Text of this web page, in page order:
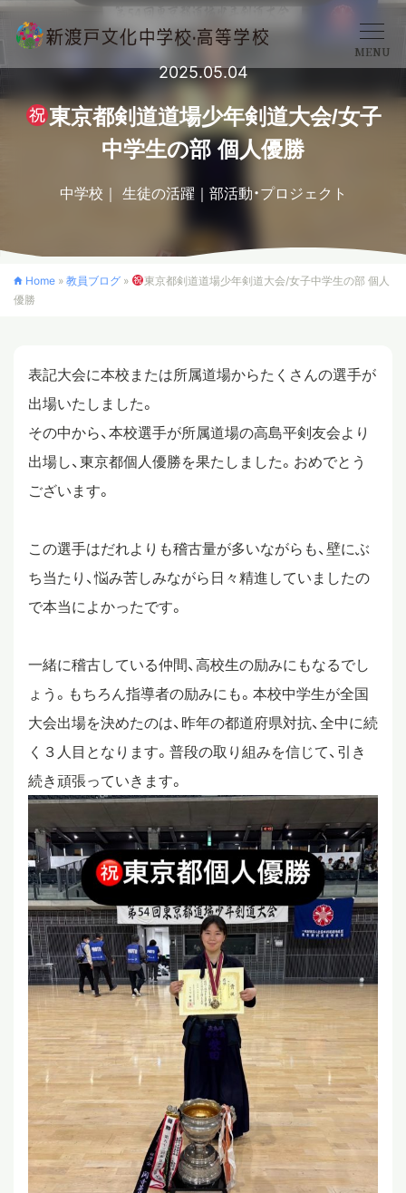
学校概要
入学案内
クロスカリキュラム
スタディツアー
教員ブログ
MENU
2025.05.04
東京都剣道道場少年剣道大会/女子
中学生の部 個人優勝
中学校 生徒の活躍 部活動・プロジェクト
Home » 教員ブログ »
東京都剣道道場少年剣道大会/女子中学生の部 個人
優勝
表記大会に本校または所属道場からたくさんの選手が
出場いたしました。
その中から、本校選手が所属道場の高島平剣友会より
出場し、東京都個人優勝を果たしました。おめでとう
ございます。
この選手はだれよりも稽古量が多いながらも、壁にぶ
ち当たり、悩み苦しみながら日々精進していましたの
で本当によかったです。
一緒に稽古している仲間、高校生の励みにもなるでし
ょう。もちろん指導者の励みにも。本校中学生が全国
大会出場を決めたのは、昨年の都道府県対抗、全中に続
く３人目となります。普段の取り組みを信じて、引き
続き頑張っていきます。